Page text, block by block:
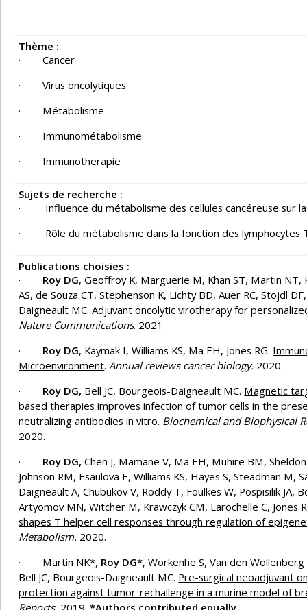
Thème :
· Cancer
· Virus oncolytiques
· Métabolisme
· Immunométabolisme
· Immunotherapie
Sujets de recherche :
· Influence du métabolisme des cellules cancéreuse sur
· Rôle du métabolisme dans la fonction des lymphocytes
Publications choisies :
· Roy DG, Geoffroy K, Marguerie M, Khan ST, Martin NT,
AS, de Souza CT, Stephenson K, Lichty BD, Auer RC, Stojdl
Daigneault MC.Adjuvant oncolytic virotherapy for
Nature Communications. 2021.
· Roy DG, Kaymak I, Williams KS, Ma EH, Jones RG.
Microenvironment.Annual reviews cancer biology. 2020.
· Roy DG, Bell JC, Bourgeois-Daigneault MC. Magnetic
based therapies improves infection of tumor cells in the
neutralizing antibodies in vitro. Biochemical and Biophysical
2020.
· Roy DG, Chen J, Mamane V, Ma EH, Muhire BM,
Johnson RM, Esaulova E, Williams KS, Hayes S, Steadman M,
Daigneault A, Chubukov V, Roddy T, Foulkes W, Pospisilik JA,
Artyomov MN, Witcher M, Krawczyk CM, Larochelle C, Jones
shapes T helper cell responses through regulation of
Metabolism. 2020.
· Martin NK*, Roy DG*, Workenhe S, Van den
Bell JC, Bourgeois-Daigneault MC. Pre-surgical neoadjuvant
protection against tumor-rechallenge in a murine model of
Reports. 2019. *Authors contributed equally.